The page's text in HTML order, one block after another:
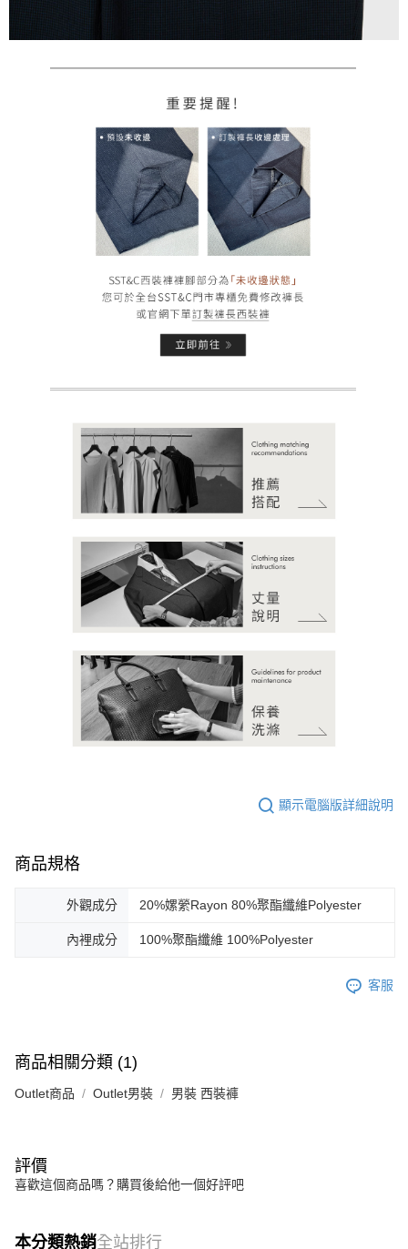
顯示電腦版詳細說明
商品規格
外觀成分 20%嫘縈Rayon 80%聚酯纖維Polyester
內裡成分 100%聚酯纖維 100%Polyester
客服
商品相關分類 (1)
Outlet商品 Outlet男裝 男裝 西裝褲
評價
喜歡這個商品嗎？購買後給他一個好評吧
本分類熱銷全站排行